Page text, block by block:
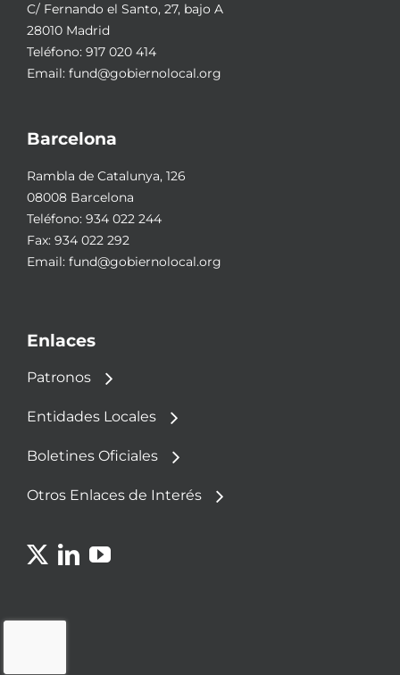
C/ Fernando el Santo, 27, bajo A
28010 Madrid
Teléfono: 917 020 414
Email: fund@gobiernolocal.org
Barcelona
Rambla de Catalunya, 126
08008 Barcelona
Teléfono: 934 022 244
Fax: 934 022 292
Email: fund@gobiernolocal.org
Enlaces
Patronos
Entidades Locales
Boletines Oficiales
Otros Enlaces de Interés